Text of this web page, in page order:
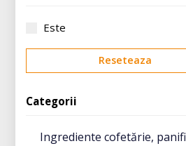
Este
Reseteaza
Categorii
Ingrediente cofetărie, panificație